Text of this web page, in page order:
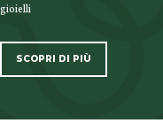
gioielli
SCOPRI DI PIÙ